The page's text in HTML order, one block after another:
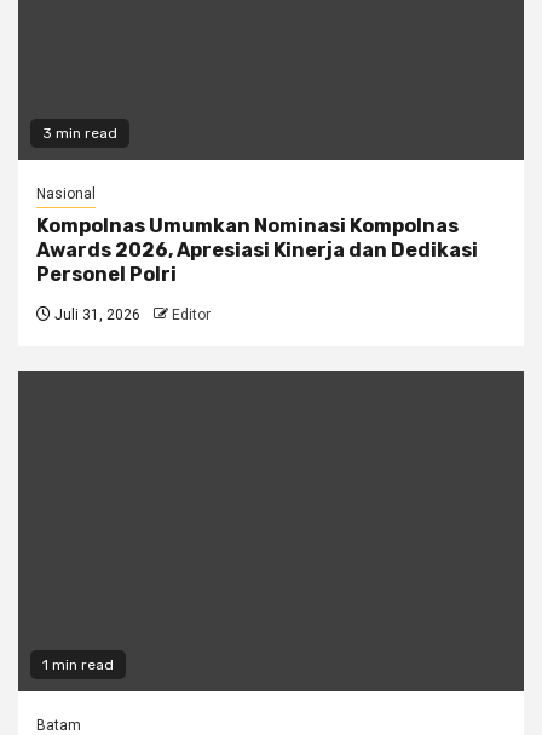
3 min read
Nasional
Kompolnas Umumkan Nominasi Kompolnas
Awards 2026, Apresiasi Kinerja dan Dedikasi
Personel Polri
Juli 31, 2026 Editor
1 min read
Batam